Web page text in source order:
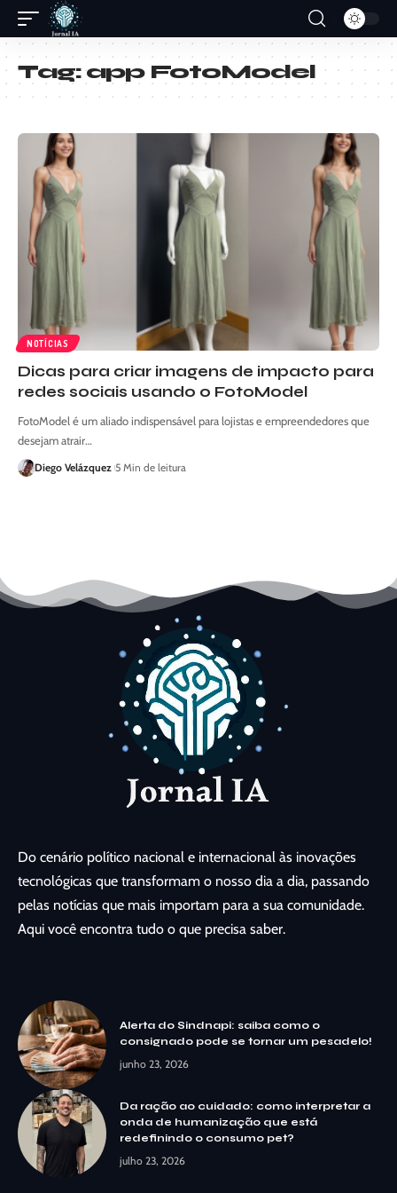
Tag:app FotoModel
NOTÍCIAS
Dicas para criar imagens de impacto para
redes sociais usando o FotoModel
FotoModel é um aliado indispensável para lojistas e empreendedores que
desejam atrair…
Diego Velázquez 5 Min de leitura
Do cenário político nacional e internacional às inovações
tecnológicas que transformam o nosso dia a dia, passando
pelas notícias que mais importam para a sua comunidade.
Aqui você encontra tudo o que precisa saber.
Alerta do Sindnapi: saiba como o
consignado pode se tornar um pesadelo!
junho 23, 2026
Da ração ao cuidado: como interpretar a
onda de humanização que está
redefinindo o consumo pet?
julho 23, 2026